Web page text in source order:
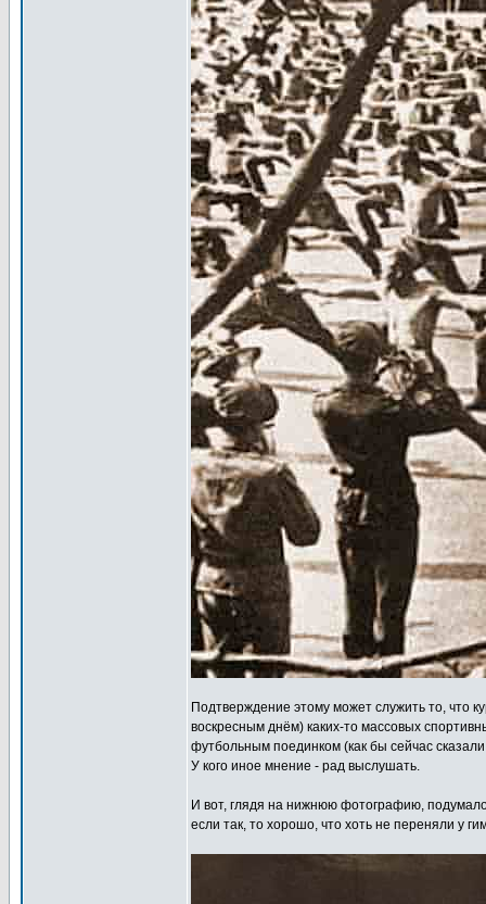
Подтверждение этому может служить то, что
воскресным днём) каких-то массовых
футбольным поединком (как бы сейчас
У кого иное мнение - рад выслушать.
И вот, глядя на нижнюю фотографию,
если так, то хорошо, что хоть не переняли у